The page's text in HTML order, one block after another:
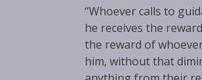
“Whoever calls to
he receives the
the reward of
him, without that